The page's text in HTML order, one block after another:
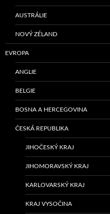
AUSTRÁLIE
NOVÝ ZÉLAND
EVROPA
ANGLIE
BELGIE
BOSNA A HERCEGOVINA
ČESKÁ REPUBLIKA
JIHOČESKÝ KRAJ
JIHOMORAVSKÝ KRAJ
KARLOVARSKÝ KRAJ
KRAJ VYSOČINA